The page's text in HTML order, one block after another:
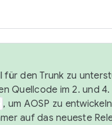
für den Trunk zu
Quellcode im 2. und 4.
, um AOSP zu
auf das neueste